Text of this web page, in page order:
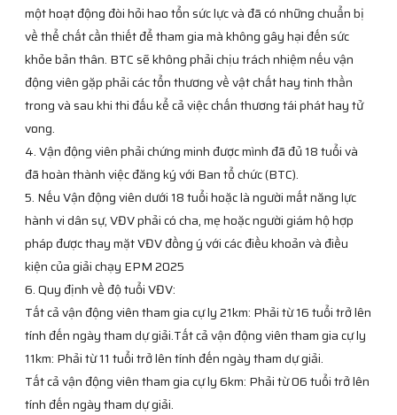
một hoạt động đòi hỏi hao tổn sức lực và đã có những chuẩn bị
về thể chất cần thiết để tham gia mà không gây hại đến sức
khỏe bản thân. BTC sẽ không phải chịu trách nhiệm nếu vận
động viên gặp phải các tổn thương về vật chất hay tinh thần
trong và sau khi thi đấu kể cả việc chấn thương tái phát hay tử
vong.
4. Vận động viên phải chứng minh được mình đã đủ 18 tuổi và
đã hoàn thành việc đăng ký với Ban tổ chức (BTC).
5. Nếu Vận động viên dưới 18 tuổi hoặc là người mất năng lực
hành vi dân sự, VĐV phải có cha, mẹ hoặc người giám hộ hợp
pháp được thay mặt VĐV đồng ý với các điều khoản và điều
kiện của giải chạy EPM 2025
6. Quy định về độ tuổi VĐV:
Tất cả vận động viên tham gia cự ly 21km: Phải từ 16 tuổi trở lên
tính đến ngày tham dự giải.Tất cả vận động viên tham gia cự ly
11km: Phải từ 11 tuổi trở lên tính đến ngày tham dự giải.
Tất cả vận động viên tham gia cự ly 6km: Phải từ 06 tuổi trở lên
tính đến ngày tham dự giải.